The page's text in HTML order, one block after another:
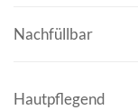
Nachfüllbar
Hautpflegend